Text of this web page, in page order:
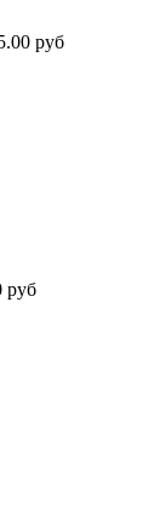
руб
руб